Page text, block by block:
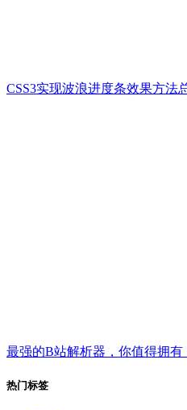
CSS3实现波浪进度条效果方法
最强的B站解析器，你值得拥有
热门标签